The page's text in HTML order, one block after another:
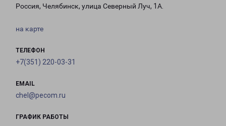
Россия, Челябинск, улица Северный Луч, 1А.
на карте
ТЕЛЕФОН
+7(351) 220-03-31
EMAIL
chel@pecom.ru
ГРАФИК РАБОТЫ